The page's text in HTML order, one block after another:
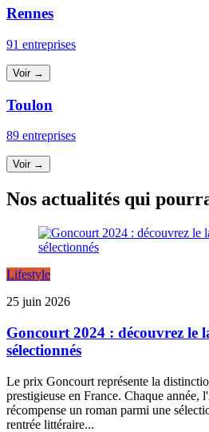
Rennes
91 entreprises
Voir →
Toulon
89 entreprises
Voir →
Nos actualités qui
Lifestyle
25 juin 2026
Goncourt 2024 : découvrez le
sélectionnés
Le prix Goncourt représente la
prestigieuse en France. Chaque année,
récompense un roman parmi une
rentrée littéraire...